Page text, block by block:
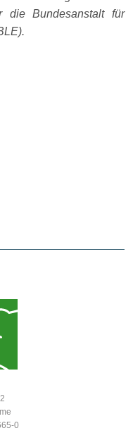
die Bundesanstalt für
0